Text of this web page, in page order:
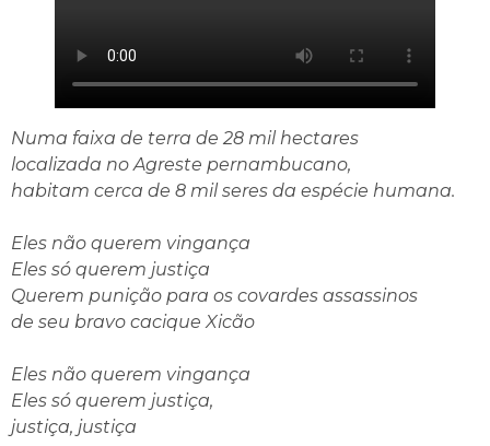
Numa faixa de terra de 28 mil hectares
localizada no Agreste pernambucano,
habitam cerca de 8 mil seres da espécie humana.
Eles não querem vingança
Eles só querem justiça
Querem punição para os covardes assassinos
de seu bravo cacique Xicão
Eles não querem vingança
Eles só querem justiça,
justiça, justiça